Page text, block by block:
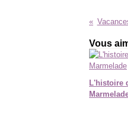
Vous
L'histoire